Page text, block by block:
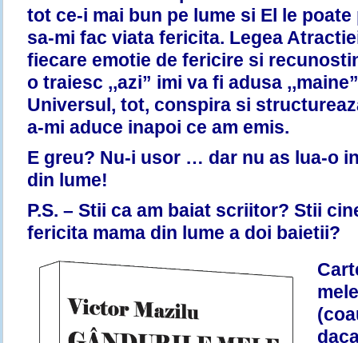
tot ce-i mai bun pe lume si El le poate
sa-mi fac viata fericita. Legea
fiecare emotie de fericire si
o traiesc ,,azi” imi va fi adusa
Universul, tot, conspira si
a-mi aduce inapoi ce am emis.
E greu? Nu-i usor … dar nu as lua-o
din lume!
P.S. – Stii ca am baiat scriitor? Stii
fericita mama din lume a doi baietii?